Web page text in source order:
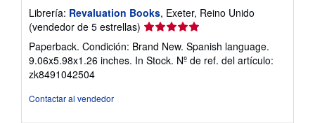
Librería: Revaluation Books, Exeter, Reino Unido
(vendedor de 5 estrellas) Calificación
vendedor:
5
Paperback. Condición: Brand New. Spanish language.
9.06x5.98x1.26 inches. In Stock. Nº de ref. del artículo:
zk8491042504
Contactar al vendedor